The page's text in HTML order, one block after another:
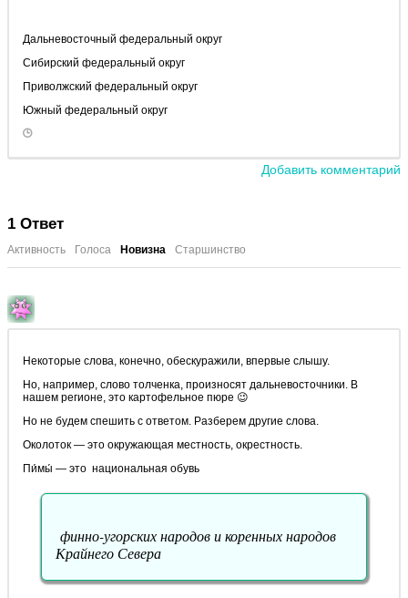
Дальневосточный федеральный округ
Сибирский федеральный округ
Приволжский федеральный округ
Южный федеральный округ
Добавить комментарий
1 Ответ
Активность Голоса Новизна Старшинство
Некоторые слова, конечно, обескуражили, впервые слышу.
Но, например, слово толченка, произносят дальневосточники. В
нашем регионе, это картофельное пюре 😉
Но не будем спешить с ответом. Разберем другие слова.
Околоток — это окружающая местность, окрестность.
Пи́мы́ — это национальная обувь
финно-угорских народов и коренных народов
Крайнего Севера